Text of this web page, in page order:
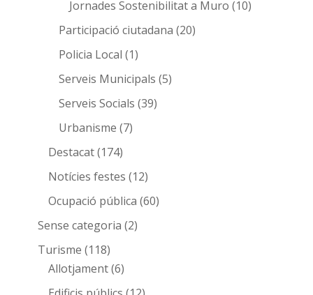
Jornades Sostenibilitat a Muro (10)
Participació ciutadana (20)
Policia Local (1)
Serveis Municipals (5)
Serveis Socials (39)
Urbanisme (7)
Destacat(174)
Notícies festes (12)
Ocupació pública (60)
Sense categoria (2)
Turisme (118)
Allotjament(6)